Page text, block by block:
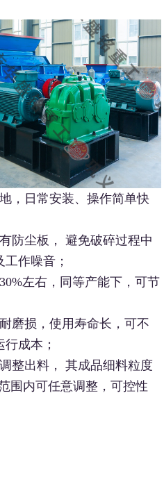
，日常安装、操作简单快
防尘板， 避免破碎过程中
作噪音；
左右，同等产能下，可节
磨损，使用寿命长，可不
成本；
整出料， 其成品细料粒度
围内可任意调整，可控性